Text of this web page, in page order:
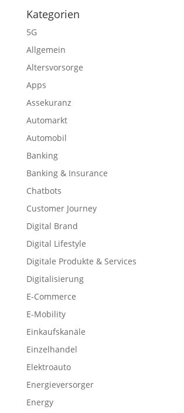
Kategorien
5G
Allgemein
Altersvorsorge
Apps
Assekuranz
Automarkt
Automobil
Banking
Banking & Insurance
Chatbots
Customer Journey
Digital Brand
Digital Lifestyle
Digitale Produkte & Services
Digitalisierung
E-Commerce
E-Mobility
Einkaufskanäle
Einzelhandel
Elektroauto
Energieversorger
Energy